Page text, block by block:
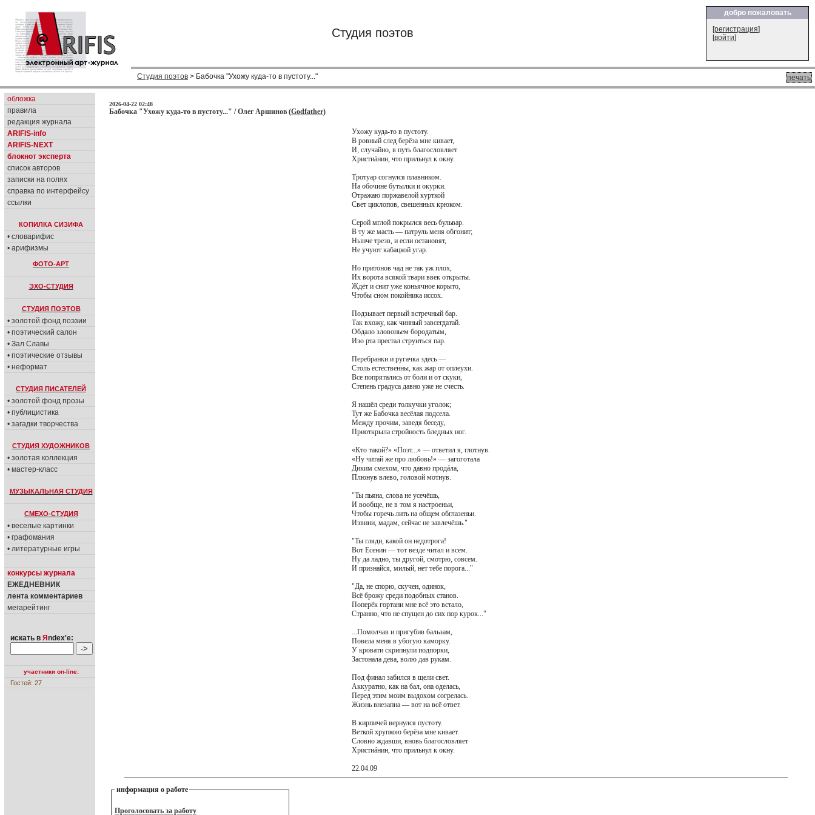
Студия поэтов
добро пожаловать
[регистрация]
[войти]
печать
Студия поэтов > Бабочка "Ухожу куда-то в пустоту..."
обложка
правила
редакция журнала
ARIFIS-info
ARIFIS-NEXT
блокнот эксперта
список авторов
записки на полях
справка по интерфейсу
ссылки
КОПИЛКА СИЗИФА
• словарифис
• арифизмы
ФОТО-АРТ
ЭХО-СТУДИЯ
СТУДИЯ ПОЭТОВ
• золотой фонд поэзии
• поэтический салон
• Зал Славы
• поэтические отзывы
• неформат
СТУДИЯ ПИСАТЕЛЕЙ
• золотой фонд прозы
• публицистика
• загадки творчества
СТУДИЯ ХУДОЖНИКОВ
• золотая коллекция
• мастер-класс
МУЗЫКАЛЬНАЯ СТУДИЯ
СМЕХО-СТУДИЯ
• веселые картинки
• графомания
• литературные игры
конкурсы журнала
ЕЖЕДНЕВНИК
лента комментариев
мегарейтинг
искать в Я ndex'е:
участники on-line:
Гостей: 27
2026-04-22 02:48
Бабочка "Ухожу куда-то в пустоту..." / Олег Аршинов (Godfather)
Ухожу куда-то в пустоту.
В ровный след берёза мне кивает,
И, случайно, в путь благословляет
Христиáнин, что прильнул к окну.
Тротуар согнулся плавником.
На обочине бутылки и окурки.
Отражаю поржавелой курткой
Свет циклопов, свешенных крюком.
Серой мглой покрылся весь бульвар.
В ту же масть — патруль меня обгонит;
Нынче трезв, и если остановят,
Не учуют кабацкой угар.
Но притонов чад не так уж плох,
Их ворота всякой твари ввек открыты.
Ждёт и снит уже коньячное корыто,
Чтобы сном покойника иссох.
Подзывает первый встречный бар.
Так вхожу, как чинный завсегдатай.
Обдало зловоньем бородатым,
Изо рта престал струиться пар.
Перебранки и ругачка здесь —
Столь естественны, как жар от оплеухи.
Все попрятались от боли и от скуки,
Степень градуса давно уже не счесть.
Я нашёл среди толкучки уголок;
Тут же Бабочка весёлая подсела.
Между прочим, заведя беседу,
Приоткрыла стройность бледных ног.
«Кто такой?» «Поэт...» — ответил я, глотнув.
«Ну читай же про любовь!» — загоготала
Диким смехом, что давно продáла,
Плюнув влево, головой мотнув.
"Ты пьяна, слова не усечёшь,
И вообще, не в том я настроеньи,
Чтобы горечь лить на общем обглазеньи.
Извини, мадам, сейчас не завлечёшь."
"Ты гляди, какой он недотрога!
Вот Есенин — тот везде читал и всем.
Ну да ладно, ты другой, смотрю, совсем.
И признайся, милый, нет тебе порога..."
"Да, не спорю, скучен, одинок,
Всё брожу среди подобных станов.
Поперёк гортани мне всё это встало,
Странно, что не спущен до сих пор курок..."
...Помолчав и пригубив бальзам,
Повела меня в убогую каморку.
У кровати скрипнули подпорки,
Застонала дева, волю дав рукам.
Под финал забился в щели свет.
Аккуратно, как на бал, она оделась,
Перед этим моим выдохом согрелась.
Жизнь внезапна — вот на всё ответ.
В кирпичей вернулся пустоту.
Веткой хрупкою берёза мне кивает.
Словно ждавши, вновь благословляет
Христиáнин, что прильнул к окну.
22.04.09
информация о работе
Проголосовать за работу